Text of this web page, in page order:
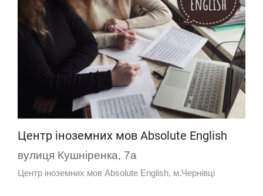
Центр іноземних мов Absolute English
вулиця Кушніренка, 7а
Центр іноземних мов Absolute English, м.Чернівці